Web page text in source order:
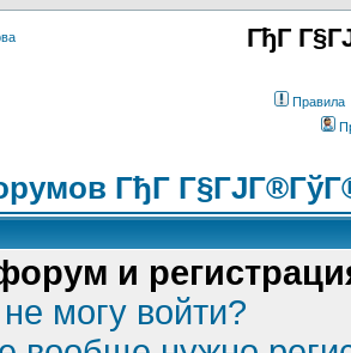
ГђГ
Правила
ГђГ
и
могу войти?